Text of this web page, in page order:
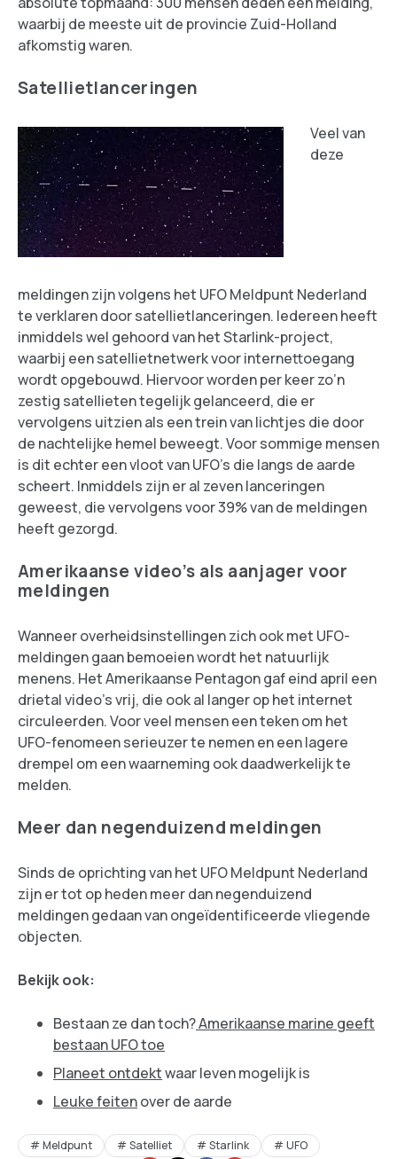
waarbij de meeste uit de provincie Zuid-Holland
afkomstig waren.
Satellietlanceringen
Veel van
deze
meldingen zijn volgens het UFO Meldpunt Nederland
te verklaren door satellietlanceringen. Iedereen heeft
inmiddels wel gehoord van het Starlink-project,
waarbij een satellietnetwerk voor internettoegang
wordt opgebouwd. Hiervoor worden per keer zo’n
zestig satellieten tegelijk gelanceerd, die er
vervolgens uitzien als een trein van lichtjes die door
de nachtelijke hemel beweegt. Voor sommige mensen
is dit echter een vloot van UFO’s die langs de aarde
scheert. Inmiddels zijn er al zeven lanceringen
geweest, die vervolgens voor 39% van de meldingen
heeft gezorgd.
Amerikaanse video’s als aanjager voor
meldingen
Wanneer overheidsinstellingen zich ook met UFO-
meldingen gaan bemoeien wordt het natuurlijk
menens. Het Amerikaanse Pentagon gaf eind april een
drietal video’s vrij, die ook al langer op het internet
circuleerden. Voor veel mensen een teken om het
UFO-fenomeen serieuzer te nemen en een lagere
drempel om een waarneming ook daadwerkelijk te
melden.
Meer dan negenduizend meldingen
Sinds de oprichting van het UFO Meldpunt Nederland
zijn er tot op heden meer dan negenduizend
meldingen gedaan van ongeïdentificeerde vliegende
objecten.
Bekijk ook:
Bestaan ze dan toch?Amerikaanse marine geeft
bestaan UFO toe
Planeet ontdektwaar leven mogelijk is
Leuke feitenover de aarde
Meldpunt Satelliet Starlink UFO